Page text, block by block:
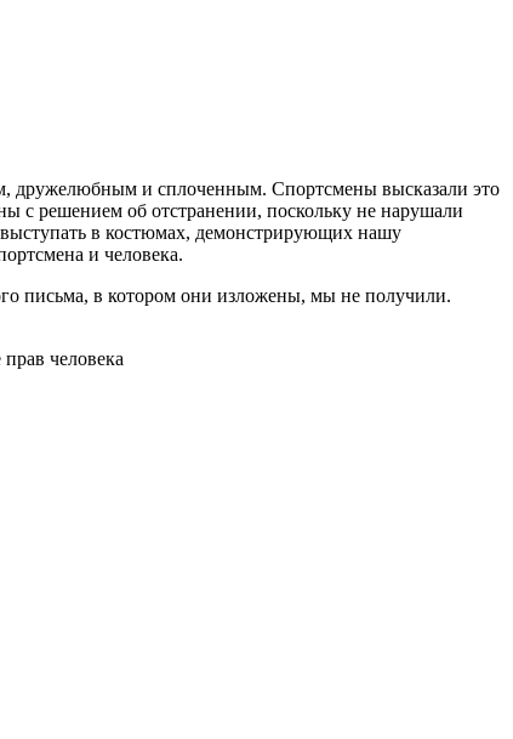
дружелюбным и сплоченным. Спортсмены высказали это
с решением об отстранении, поскольку не нарушали
выступать в костюмах, демонстрирующих нашу
и человека.
письма, в котором они изложены, мы не получили.